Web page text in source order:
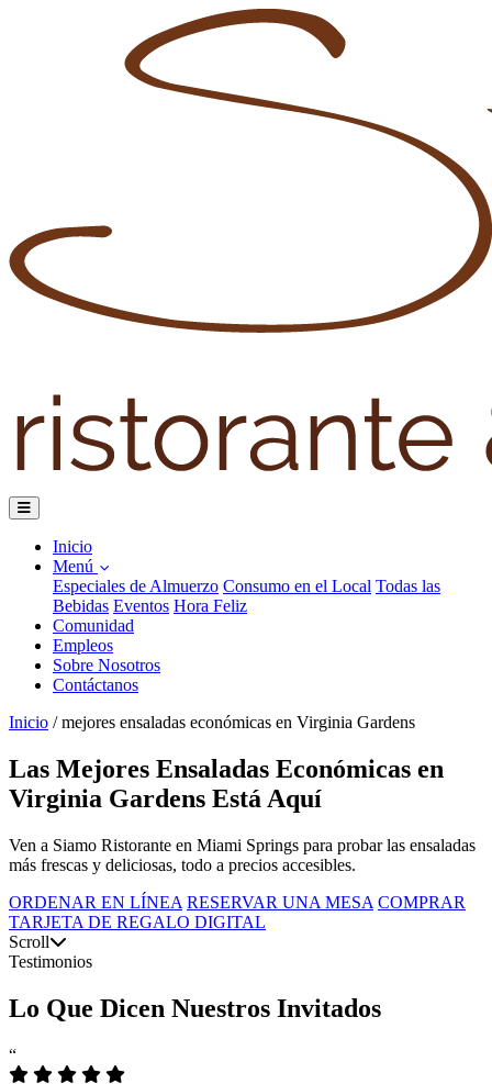
Inicio
Menú
Especiales de Almuerzo Consumo en el Local Todas las
Bebidas Eventos Hora Feliz
Comunidad
Empleos
Sobre Nosotros
Contáctanos
Inicio / mejores ensaladas económicas en Virginia Gardens
Las Mejores Ensaladas Económicas en
Virginia Gardens Está Aquí
Ven a Siamo Ristorante en Miami Springs para probar las ensaladas
más frescas y deliciosas, todo a precios accesibles.
ORDENAR EN LÍNEA RESERVAR UNA MESA COMPRAR
TARJETA DE REGALO DIGITAL
Scroll
Testimonios
Lo Que Dicen Nuestros Invitados
“